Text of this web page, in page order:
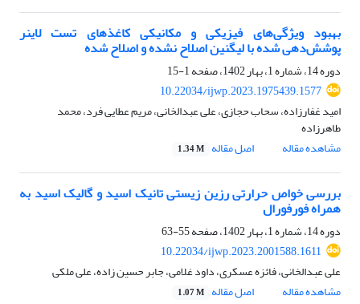
بهبود ویژگی‌های فیزیکی و مکانیکی کاغذهای تست لاینر
پوشش‌دهی شده با لیگنین اصلاح نشده و اصلاح شده
دوره 14، شماره 1، بهار 1402، صفحه
1-15
10.22034/ijwp.2023.1975439.1577
امید غفارزاده، سحاب حجازی، علی عبدالخانی، مریم عطایی فرد، محمد
طاهرزاده
مشاهده مقاله
اصل مقاله 1.34 M
بررسی خواص حرارتی رزین زیستی تانیک اسید و گالیک اسید به
همراه فورفورال
دوره 14، شماره 1، بهار 1402، صفحه
55-63
10.22034/ijwp.2023.2001588.1611
علی عبدالخانی، فائزه عسکری، داود غلامی، جابر حسین زاده، علی ملکی
مشاهده مقاله
اصل مقاله 1.07 M